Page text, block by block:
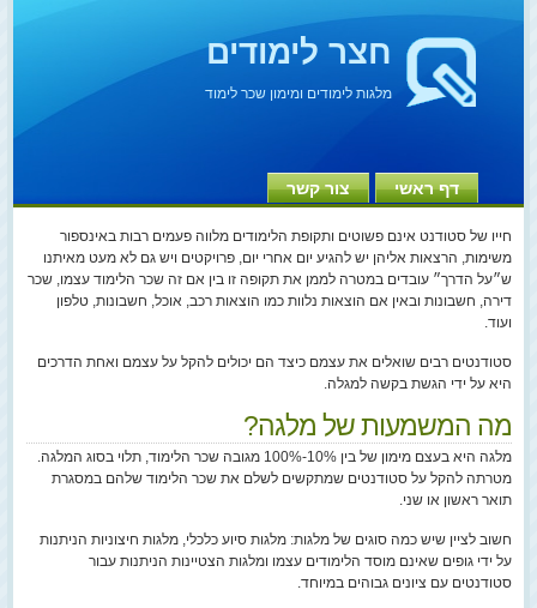
חצר לימודים
מלגות לימודים ומימון שכר לימוד
דף ראשי צור קשר
חייו של סטודנט אינם פשוטים ותקופת הלימודים מלווה פעמים רבות באינספור
משימות, הרצאות אליהן יש להגיע יום אחרי יום, פרויקטים ויש גם לא מעט מאיתנו
ש״על הדרך״ עובדים במטרה לממן את תקופה זו בין אם זה שכר הלימוד עצמו, שכר
דירה, חשבונות ובאין אם הוצאות נלוות כמו הוצאות רכב, אוכל, חשבונות, טלפון
ועוד.
סטודנטים רבים שואלים את עצמם כיצד הם יכולים להקל על עצמם ואחת הדרכים
היא על ידי הגשת בקשה למגלה.
מה המשמעות של מלגה?
מלגה היא בעצם מימון של בין 10%-100% מגובה שכר הלימוד, תלוי בסוג המלגה.
מטרתה להקל על סטודנטים שמתקשים לשלם את שכר הלימוד שלהם במסגרת
תואר ראשון או שני.
חשוב לציין שיש כמה סוגים של מלגות: מלגות סיוע כלכלי, מלגות חיצוניות הניתנות
על ידי גופים שאינם מוסד הלימודים עצמו ומלגות הצטיינות הניתנות עבור
סטודנטים עם ציונים גבוהים במיוחד.